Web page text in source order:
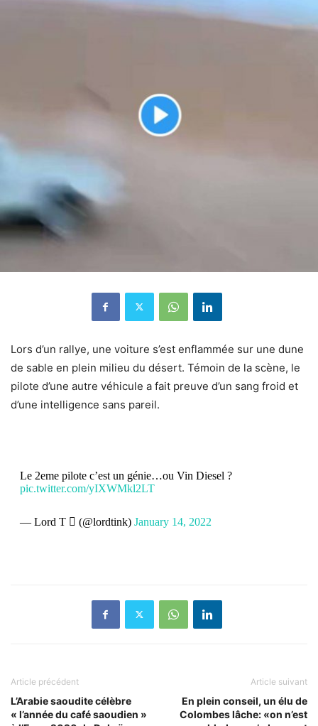
Lors d’un rallye, une voiture s’est enflammée sur une dune
de sable en plein milieu du désert. Témoin de la scène, le
pilote d’une autre véhicule a fait preuve d’un sang froid et
d’une intelligence sans pareil.
Le 2eme pilote c’est un génie…ou Vin Diesel ?
pic.twitter.com/yIXWMkl2LT
— Lord T  (@lordtink) January 14, 2022
Article précédent
L’Arabie saoudite célèbre
« l’année du café saoudien »
Article suivant
En plein conseil, un élu de
Colombes lâche: «on n’est